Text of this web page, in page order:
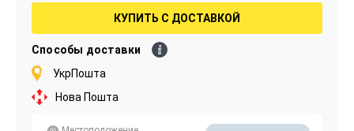
КУПИТЬ С ДОСТАВКОЙ
Способы доставки
УкрПошта
Нова Пошта